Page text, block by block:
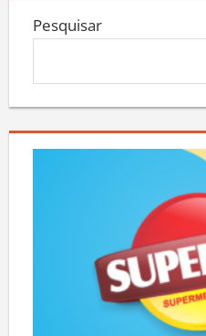
Pesquisar